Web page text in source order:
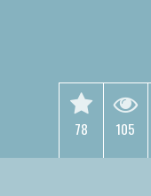
78 105